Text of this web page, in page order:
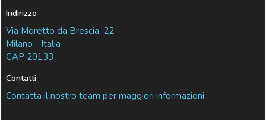
Indirizzo
Via Moretto da Brescia, 22
Milano - Italia
CAP 20133
Contatti
Contatta il nostro team per maggiori informazioni